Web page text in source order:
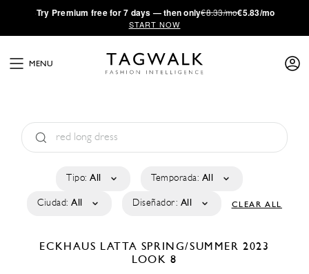
·Try Premium free for 7 days — then only€8.33/mo€5.83/mo
START NOW
MENU
Tipo: All Temporada: All
Ciudad: All Diseñador: All CLEAR ALL
ECKHAUS LATTA SPRING/SUMMER 2023
LOOK 8